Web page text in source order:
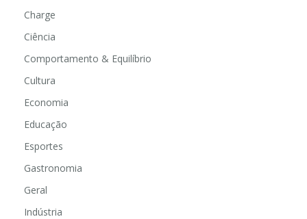
Charge
Ciência
Comportamento & Equilíbrio
Cultura
Economia
Educação
Esportes
Gastronomia
Geral
Indústria